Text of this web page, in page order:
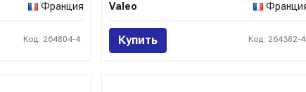
Франция
Код: 264804-4
Valeo
Купить Код: 264382-4